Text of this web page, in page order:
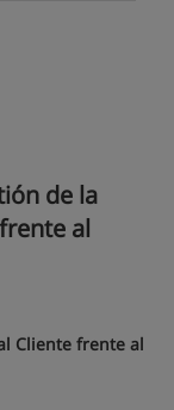
de la
al
Cliente frente al